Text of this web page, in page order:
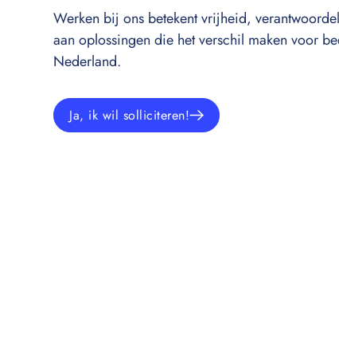
Werken bij ons betekent vrijheid,
aan oplossingen die het verschil maken voor
Nederland.
Ja, ik wil solliciteren!